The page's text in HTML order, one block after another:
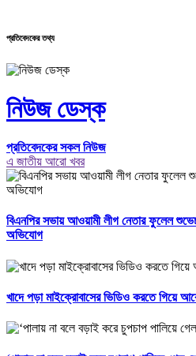
প্রতিবেদকের তথ্য
নিউজ ডেস্ক
প্রতিবেদকের সকল নিউজ
এ জাতীয় আরো খবর
বিএনপির সভায় আওয়ামী লীগ নেতার ফুলেল
অভিযোগ
খাদে পড়া মাইক্রোবাসের ভিডিও করতে গিয়ে